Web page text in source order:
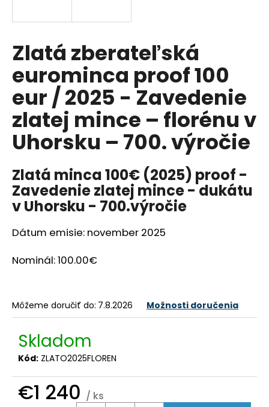
Zlatá zberateľská
eurominca proof 100
eur / 2025 - Zavedenie
zlatej mince – florénu v
Uhorsku – 700. výročie
Zlatá minca 100€ (2025) proof -
Zavedenie zlatej mince - dukátu
v Uhorsku - 700.výročie
Dátum emisie: november 2025
Nominál: 100.00€
Môžeme doručiť do: 7.8.2026 Možnosti doručenia
Skladom
Kód: ZLATO2025FLOREN
€1 240 / ks
s
ť
?
HĽADAŤ
O
d
o
ú
m
e